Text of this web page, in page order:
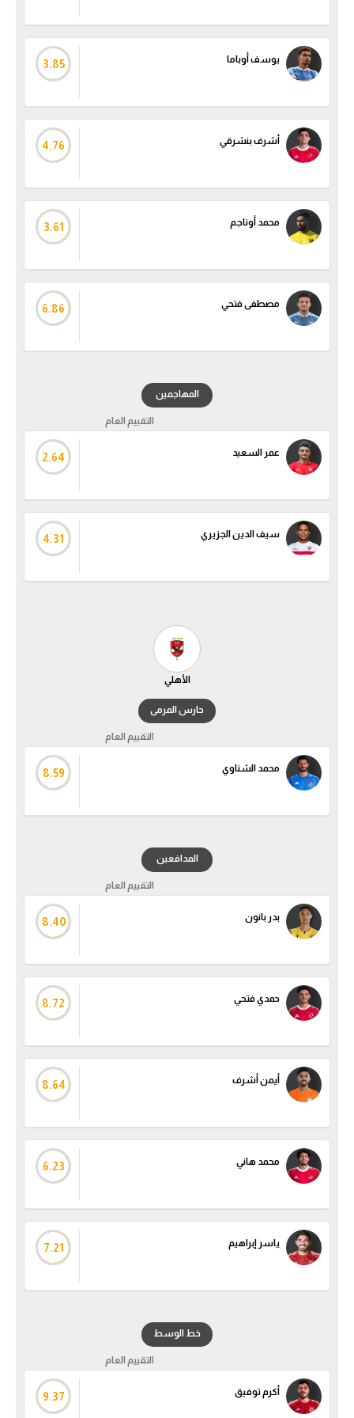
في المونديال
رياضة نسائية
آسيا
أمريكا
أقسام خاصة
ميركاتو
تحقيق في الجول
كويز في الجول
فيديو في الجول
يوسف أوباما 3.85
أشرف بنشرقي 4.76
محمد أوناجم 3.61
مصطفى فتحي 6.86
المهاجمين
التقييم العام
عمر السعيد 2.64
سيف الدين الجزيري 4.31
الأهلي
حارس المرمى
التقييم العام
محمد الشناوي 8.59
المدافعين
التقييم العام
بدر بانون 8.40
حمدي فتحي 8.72
أيمن أشرف 8.64
محمد هاني 6.23
ياسر إبراهيم 7.21
خط الوسط
التقييم العام
أكرم توفيق 9.37